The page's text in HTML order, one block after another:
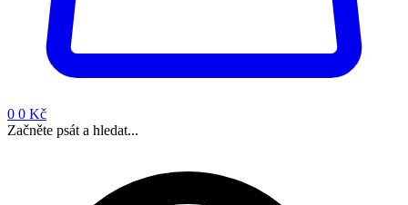
0 0 Kč
Začněte psát a hledat...